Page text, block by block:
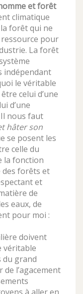
et forêt
climatique
forêt qui ne
pour
La forêt
indépendant
le véritable
celui d’une
d’une
nous faut
hâter son
se posent les
celle du
la fonction
des forêts et
et
de
eaux, de
pour moi :
doivent
véritable
du grand
de l’agacement